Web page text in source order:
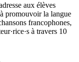
aux élèves
promouvoir la langue
francophones,
à travers 10